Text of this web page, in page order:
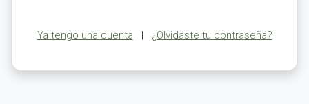
Ya tengo una cuenta | ¿Olvidaste tu contraseña?